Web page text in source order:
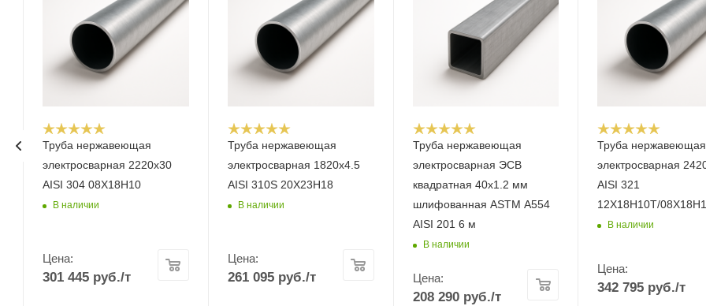
Труба нержавеющая
электросварная 2220х30
AISI 304 08Х18Н10
В наличии
Цена:
301 445 руб./т
Труба нержавеющая
электросварная 1820х4.5
AISI 310S 20Х23Н18
В наличии
Цена:
261 095руб./т
Труба нержавеющая
электросварная ЭСВ
квадратная 40х1.2 мм
шлифованная ASTM A554
AISI 201 6 м
В наличии
Цена:
208 290руб./т
Труба нержавеющая
электросварная
AISI 321
12Х18Н10Т/
В наличии
Цена:
342 795 руб./т